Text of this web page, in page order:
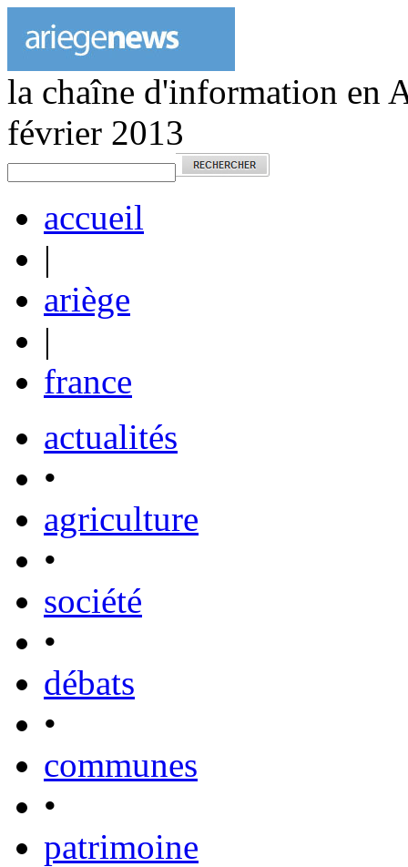
la chaîne d'information en
février 2013
accueil
|
ariège
|
france
actualités
•
agriculture
•
société
•
débats
•
communes
•
patrimoine